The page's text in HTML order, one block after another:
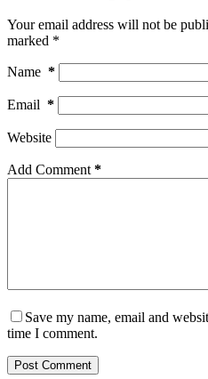
Your email address will not be
marked *
Name *
Email *
Website
Add Comment *
Save my name, email and
time I comment.
Post Comment